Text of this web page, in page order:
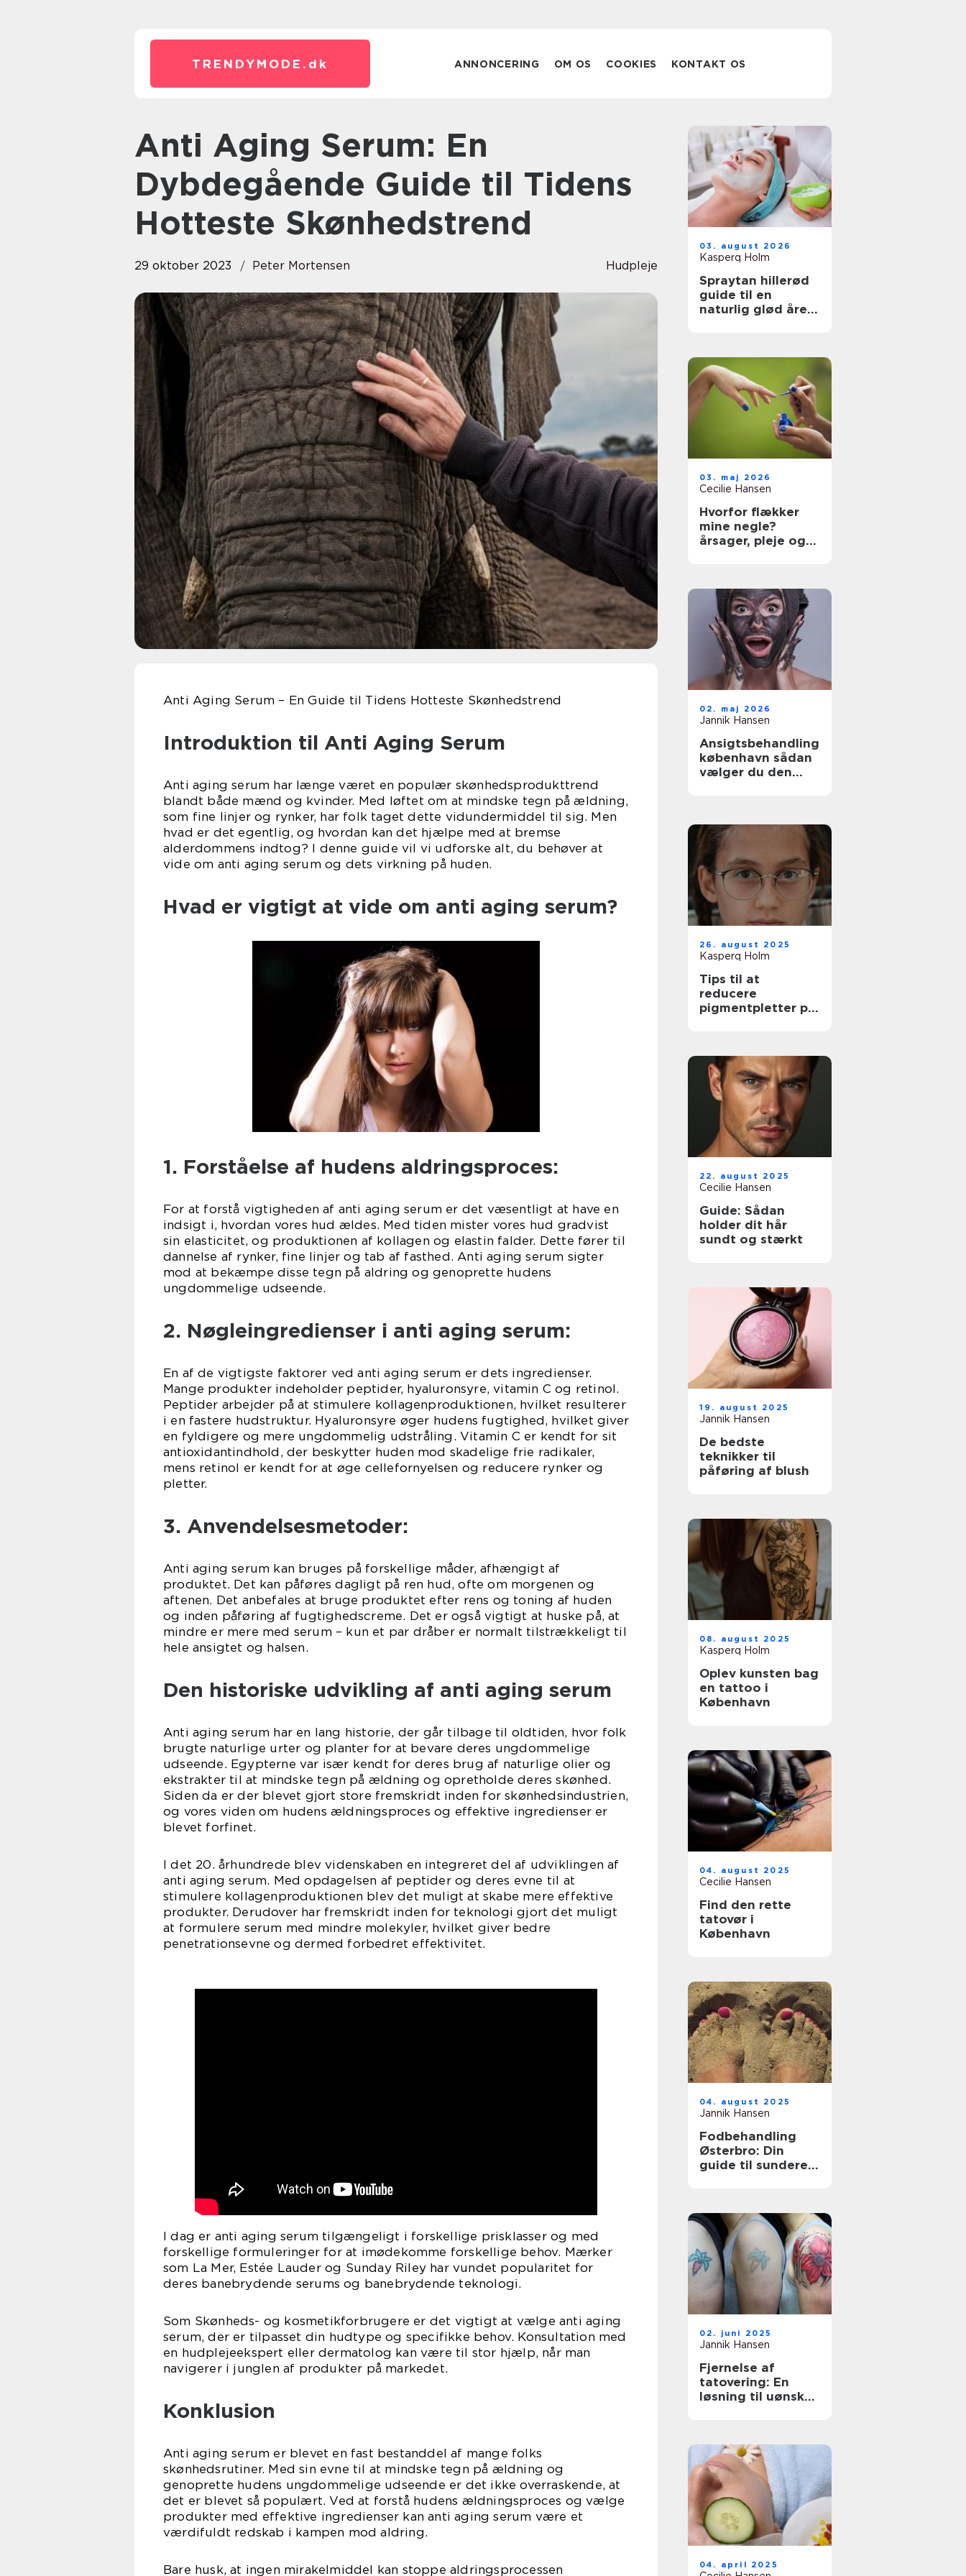
TRENDYMODE. dk ANNONCERING OM OS COOKIES KONTAKT OS
Anti Aging Serum: En
Dybdegående Guide til Tidens
Hotteste Skønhedstrend
29 oktober 2023 Peter Mortensen Hudpleje
Anti Aging Serum – En Guide til Tidens Hotteste Skønhedstrend
Introduktion til Anti Aging Serum
Anti aging serum har længe været en populær skønhedsprodukttrend
blandt både mænd og kvinder. Med løftet om at mindske tegn på ældning,
som fine linjer og rynker, har folk taget dette vidundermiddel til sig. Men
hvad er det egentlig, og hvordan kan det hjælpe med at bremse
alderdommens indtog? I denne guide vil vi udforske alt, du behøver at
vide om anti aging serum og dets virkning på huden.
Hvad er vigtigt at vide om anti aging serum?
1. Forståelse af hudens aldringsproces:
For at forstå vigtigheden af anti aging serum er det væsentligt at have en
indsigt i, hvordan vores hud ældes. Med tiden mister vores hud gradvist
sin elasticitet, og produktionen af kollagen og elastin falder. Dette fører til
dannelse af rynker, fine linjer og tab af fasthed. Anti aging serum sigter
mod at bekæmpe disse tegn på aldring og genoprette hudens
ungdommelige udseende.
2. Nøgleingredienser i anti aging serum:
En af de vigtigste faktorer ved anti aging serum er dets ingredienser.
Mange produkter indeholder peptider, hyaluronsyre, vitamin C og retinol.
Peptider arbejder på at stimulere kollagenproduktionen, hvilket resulterer
i en fastere hudstruktur. Hyaluronsyre øger hudens fugtighed, hvilket giver
en fyldigere og mere ungdommelig udstråling. Vitamin C er kendt for sit
antioxidantindhold, der beskytter huden mod skadelige frie radikaler,
mens retinol er kendt for at øge cellefornyelsen og reducere rynker og
pletter.
3. Anvendelsesmetoder:
Anti aging serum kan bruges på forskellige måder, afhængigt af
produktet. Det kan påføres dagligt på ren hud, ofte om morgenen og
aftenen. Det anbefales at bruge produktet efter rens og toning af huden
og inden påføring af fugtighedscreme. Det er også vigtigt at huske på, at
mindre er mere med serum – kun et par dråber er normalt tilstrækkeligt til
hele ansigtet og halsen.
Den historiske udvikling af anti aging serum
Anti aging serum har en lang historie, der går tilbage til oldtiden, hvor folk
brugte naturlige urter og planter for at bevare deres ungdommelige
udseende. Egypterne var især kendt for deres brug af naturlige olier og
ekstrakter til at mindske tegn på ældning og opretholde deres skønhed.
Siden da er der blevet gjort store fremskridt inden for skønhedsindustrien,
og vores viden om hudens ældningsproces og effektive ingredienser er
blevet forfinet.
I det 20. århundrede blev videnskaben en integreret del af udviklingen af
anti aging serum. Med opdagelsen af peptider og deres evne til at
stimulere kollagenproduktionen blev det muligt at skabe mere effektive
produkter. Derudover har fremskridt inden for teknologi gjort det muligt
at formulere serum med mindre molekyler, hvilket giver bedre
penetrationsevne og dermed forbedret effektivitet.
I dag er anti aging serum tilgængeligt i forskellige prisklasser og med
forskellige formuleringer for at imødekomme forskellige behov. Mærker
som La Mer, Estée Lauder og Sunday Riley har vundet popularitet for
deres banebrydende serums og banebrydende teknologi.
Som Skønheds- og kosmetikforbrugere er det vigtigt at vælge anti aging
serum, der er tilpasset din hudtype og specifikke behov. Konsultation med
en hudplejeekspert eller dermatolog kan være til stor hjælp, når man
navigerer i junglen af produkter på markedet.
Konklusion
Anti aging serum er blevet en fast bestanddel af mange folks
skønhedsrutiner. Med sin evne til at mindske tegn på ældning og
genoprette hudens ungdommelige udseende er det ikke overraskende, at
det er blevet så populært. Ved at forstå hudens ældningsproces og vælge
produkter med effektive ingredienser kan anti aging serum være et
værdifuldt redskab i kampen mod aldring.
Bare husk, at ingen mirakelmiddel kan stoppe aldringsprocessen
03. august 2026
Kasperq Holm
Spraytan hillerød
guide til en
naturlig glød året
03. maj 2026
Cecilie Hansen
Hvorfor flækker
mine negle?
årsager, pleje og
02. maj 2026
Jannik Hansen
Ansigtsbehandling
københavn sådan
vælger du den
26. august 2025
Kasperq Holm
Tips til at
reducere
pigmentpletter på
22. august 2025
Cecilie Hansen
Guide: Sådan
holder dit hår
sundt og stærkt
19. august 2025
Jannik Hansen
De bedste
teknikker til
påføring af blush
08. august 2025
Kasperq Holm
Oplev kunsten bag
en tattoo i
København
04. august 2025
Cecilie Hansen
Find den rette
tatovør i
København
04. august 2025
Jannik Hansen
Fodbehandling
Østerbro: Din
guide til sundere
02. juni 2025
Jannik Hansen
Fjernelse af
tatovering: En
løsning til uønsket
04. april 2025